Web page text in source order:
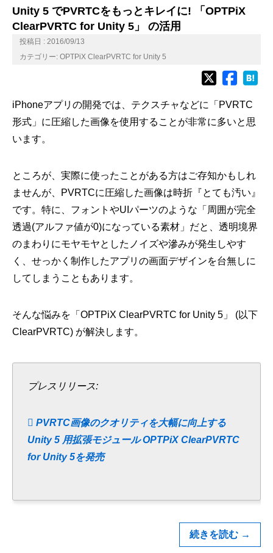
Unity 5 でPVRTCをもっとキレイに! 「OPTPiX
ClearPVRTC for Unity 5」 の活用
投稿日 : 2016/09/13
カテゴリー: OPTPiX ClearPVRTC for Unity 5
iPhoneアプリの開発では、テクスチャなどに「PVRTC
形式」に圧縮した画像を使用することが非常に多いと思
います。
ところが、実際に使ったことがある方はご存知かもしれ
ませんが、PVRTCに圧縮した画像は時折『とても汚い』
です。特に、フォントやUIパーツのような「周囲が完全
透過(アルファ値が0)になっている素材」だと、透明境界
のまわりにモヤモヤとしたノイズや滲みが発生しやす
く、せっかく制作したアプリの画面デザインを台無しに
してしまうこともあります。
そんな悩みを「OPTPiX ClearPVRTC for Unity 5」 (以下
ClearPVRTC) が解決します。
プレスリリース:
PVRTC画像のクオリティを大幅に向上する
Unity 5 用拡張モジュール OPTPiX ClearPVRTC
for Unity 5を発売
続きを読む →